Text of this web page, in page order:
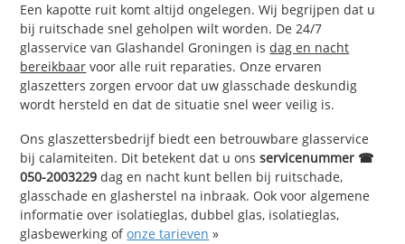
Een kapotte ruit komt altijd ongelegen. Wij begrijpen dat u
bij ruitschade snel geholpen wilt worden. De 24/7
glasservice van Glashandel Groningen isdag en nacht
bereikbaar voor alle ruit reparaties. Onze ervaren
glaszetters zorgen ervoor dat uw glasschade deskundig
wordt hersteld en dat de situatie snel weer veilig is.
Ons glaszettersbedrijf biedt een betrouwbare glasservice
bij calamiteiten. Dit betekent dat u onsservicenummer ☎
050-2003229 dag en nacht kunt bellen bij ruitschade,
glasschade en glasherstel na inbraak. Ook voor algemene
informatie over isolatieglas, dubbel glas, isolatieglas,
glasbewerking ofonze tarieven »